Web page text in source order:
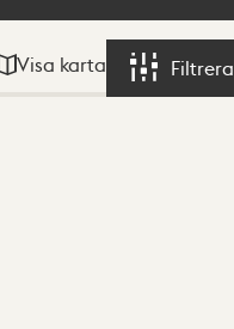
Visa karta Filtrera